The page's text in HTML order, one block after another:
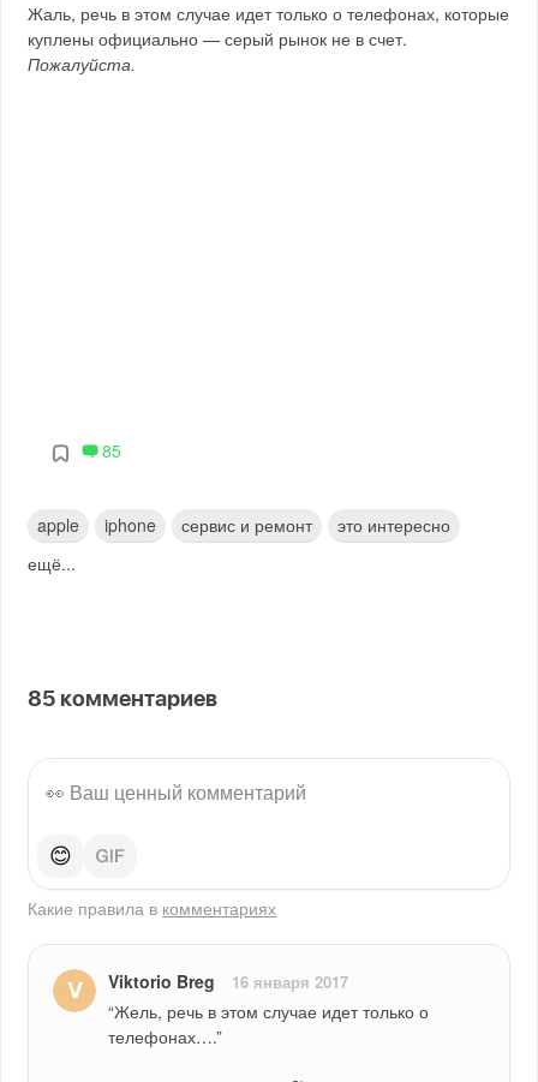
Жаль, речь в этом случае идет только о телефонах, которые
куплены официально — серый рынок не в счет.
Пожалуйста.
85
apple iphone сервис и ремонт
это интересно
ещё...
85 комментариев
😊
Какие правила в комментариях
Viktorio Breg 16 января 2017
“Жель, речь в этом случае идет только о
телефонах….”